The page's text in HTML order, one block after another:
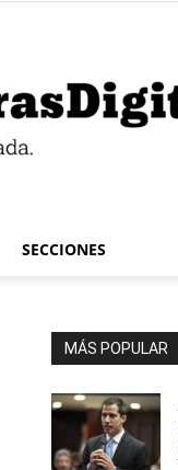
SECCIONES
MÁS POPULAR